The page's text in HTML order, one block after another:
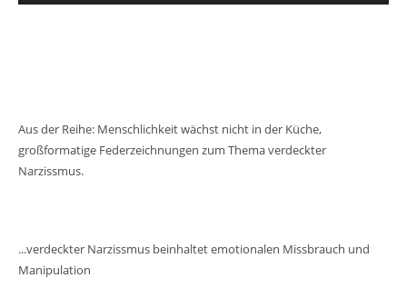
Aus der Reihe: Menschlichkeit wächst nicht in der Küche,
großformatige Federzeichnungen zum Thema verdeckter
Narzissmus.
...verdeckter Narzissmus beinhaltet emotionalen Missbrauch und
Manipulation